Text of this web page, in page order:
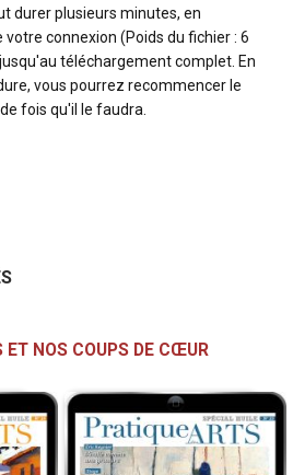
durer plusieurs minutes, en
connexion (Poids du fichier : 6
téléchargement complet. En
vous pourrez recommencer le
fois qu'il le faudra.
ET NOS COUPS DE CŒUR